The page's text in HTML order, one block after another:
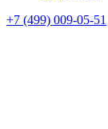
+7 (499) 009-05-51